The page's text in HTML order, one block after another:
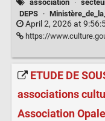
association ·
DEPS
·
April 2, 2026 at
https://www.culture.gouv.fr/espace-documentation/statistiques-
ETUDE DE
associations
Association Opale